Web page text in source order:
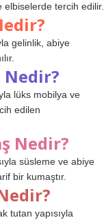
elbiselerde tercih edilir.
gelinlik, abiye
Nedir?
lüks mobilya ve
edilen
Nedir?
süsleme ve abiye
bir kumaştır.
tutan yapısıyla